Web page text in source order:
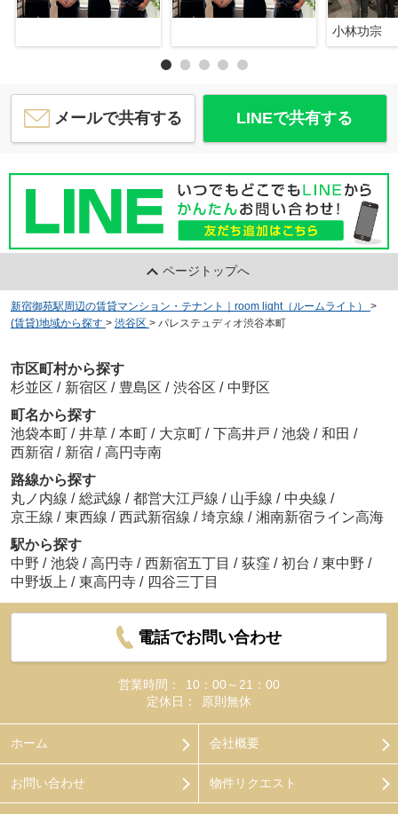
小林功宗
メールで共有する LINEで共有する
ページトップへ
新宿御苑駅周辺の賃貸マンション・テナント｜room light（ルームライト）
>
(賃貸)地域から探す > 渋谷区 > パレステュディオ渋谷本町
市区町村から探す
杉並区 / 新宿区 / 豊島区 / 渋谷区 / 中野区
町名から探す
池袋本町 / 井草 / 本町 / 大京町 / 下高井戸 / 池袋 / 和田 /
西新宿 / 新宿 / 高円寺南
路線から探す
丸ノ内線 / 総武線 / 都営大江戸線 / 山手線 / 中央線 /
京王線 / 東西線 / 西武新宿線 / 埼京線 / 湘南新宿ライン高海
駅から探す
中野 / 池袋 / 高円寺 / 西新宿五丁目 / 荻窪 / 初台 / 東中野 /
中野坂上 / 東高円寺 / 四谷三丁目
電話でお問い合わせ
営業時間：
10：00～21：00
定休日：
原則無休
ホーム 会社概要
お問い合わせ 物件リクエスト